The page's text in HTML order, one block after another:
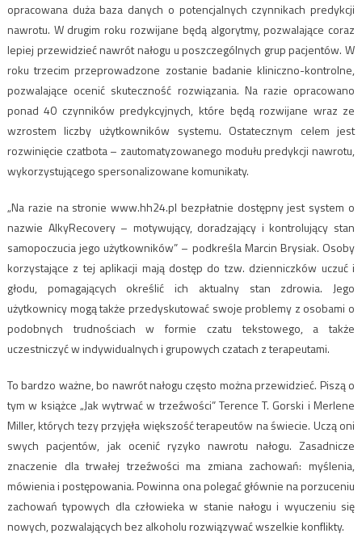
opracowana duża baza danych o potencjalnych czynnikach predykcji
nawrotu. W drugim roku rozwijane będą algorytmy, pozwalające coraz
lepiej przewidzieć nawrót nałogu u poszczególnych grup pacjentów. W
roku trzecim przeprowadzone zostanie badanie kliniczno-kontrolne,
pozwalające ocenić skuteczność rozwiązania. Na razie opracowano
ponad 40 czynników predykcyjnych, które będą rozwijane wraz ze
wzrostem liczby użytkowników systemu. Ostatecznym celem jest
rozwinięcie czatbota – zautomatyzowanego modułu predykcji nawrotu,
wykorzystującego spersonalizowane komunikaty.
„Na razie na stronie www.hh24.pl bezpłatnie dostępny jest system o
nazwie AlkyRecovery – motywujący, doradzający i kontrolujący stan
samopoczucia jego użytkowników” – podkreśla Marcin Brysiak. Osoby
korzystające z tej aplikacji mają dostęp do tzw. dzienniczków uczuć i
głodu, pomagających określić ich aktualny stan zdrowia. Jego
użytkownicy mogą także przedyskutować swoje problemy z osobami o
podobnych trudnościach w formie czatu tekstowego, a także
uczestniczyć w indywidualnych i grupowych czatach z terapeutami.
To bardzo ważne, bo nawrót nałogu często można przewidzieć. Piszą o
tym w książce „Jak wytrwać w trzeźwości” Terence T. Gorski i Merlene
Miller, których tezy przyjęła większość terapeutów na świecie. Uczą oni
swych pacjentów, jak ocenić ryzyko nawrotu nałogu. Zasadnicze
znaczenie dla trwałej trzeźwości ma zmiana zachowań: myślenia,
mówienia i postępowania. Powinna ona polegać głównie na porzuceniu
zachowań typowych dla człowieka w stanie nałogu i wyuczeniu się
nowych, pozwalających bez alkoholu rozwiązywać wszelkie konflikty.